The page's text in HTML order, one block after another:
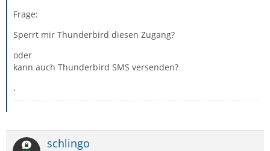
Frage:
Sperrt mir Thunderbird diesen Zugang?
oder
kann auch Thunderbird SMS versenden?
.
schlingo